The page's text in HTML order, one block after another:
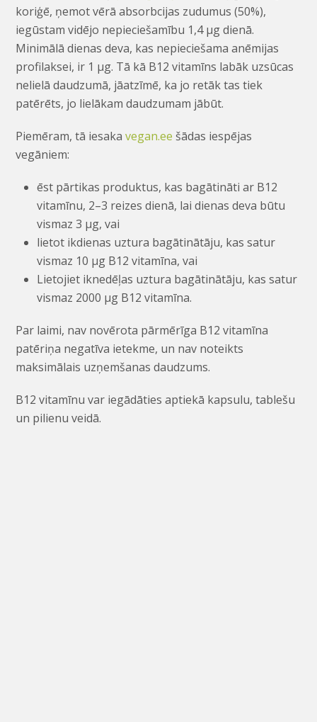
koriģē, ņemot vērā absorbcijas zudumus (50%),
iegūstam vidējo nepieciešamību 1,4 μg dienā.
Minimālā dienas deva, kas nepieciešama anēmijas
profilaksei, ir 1 μg. Tā kā B12 vitamīns labāk uzsūcas
nelielā daudzumā, jāatzīmē, ka jo retāk tas tiek
patērēts, jo lielākam daudzumam jābūt.
Piemēram, tā iesakavegan.ee šādas iespējas
vegāniem:
ēst pārtikas produktus, kas bagātināti ar B12
vitamīnu, 2–3 reizes dienā, lai dienas deva būtu
vismaz 3 μg, vai
lietot ikdienas uztura bagātinātāju, kas satur
vismaz 10 μg B12 vitamīna, vai
Lietojiet iknedēļas uztura bagātinātāju, kas satur
vismaz 2000 μg B12 vitamīna.
Par laimi, nav novērota pārmērīga B12 vitamīna
patēriņa negatīva ietekme, un nav noteikts
maksimālais uzņemšanas daudzums.
B12 vitamīnu var iegādāties aptiekā kapsulu, tablešu
un pilienu veidā.